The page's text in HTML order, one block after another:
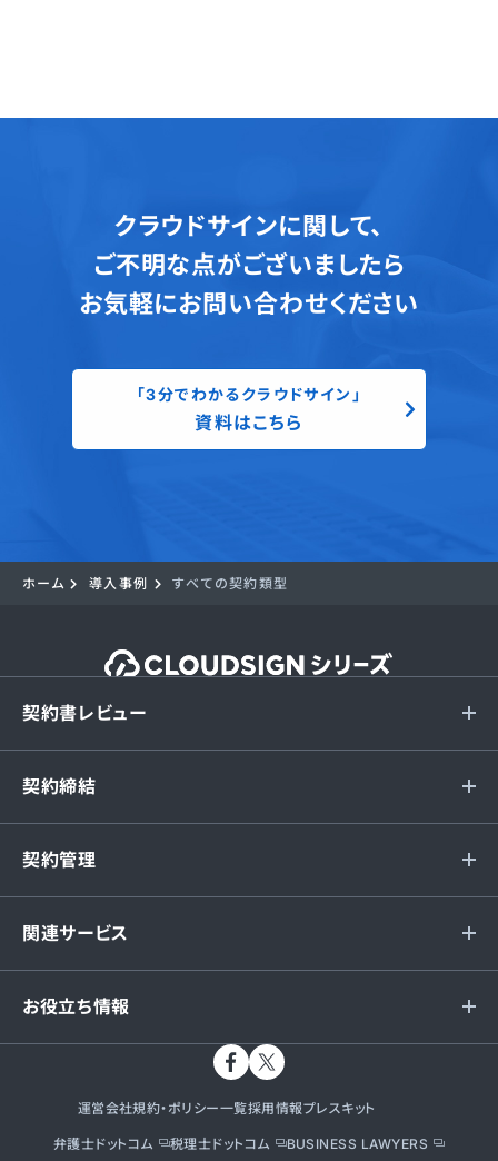
クラウドサインに関して、
ご不明な点がございましたら
お気軽にお問い合わせください
「3分でわかるクラウドサイン」
資料はこちら
ホーム 導入事例 すべての契約類型
契約書レビュー
契約締結
契約管理
関連サービス
お役立ち情報
運営会社規約・ポリシー一覧採用情報プレスキット
弁護士ドットコム 税理士ドットコム
BUSINESS LAWYERS